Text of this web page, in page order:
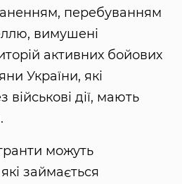
перебуванням
вимушені
активних бойових
України, які
дії, мають
можуть
займається